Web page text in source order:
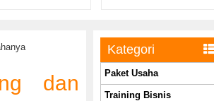
dan
Kategori
Paket Usaha
Training Bisnis